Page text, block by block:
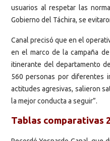
usuarios al respetar las
Gobierno del Táchira, se
Canal precisó que en el
en el marco de la campaña
itinerante del departamento
560 personas por diferentes
actitudes agresivas, salieron
la mejor conducta a seguir”.
Tablas comparativas